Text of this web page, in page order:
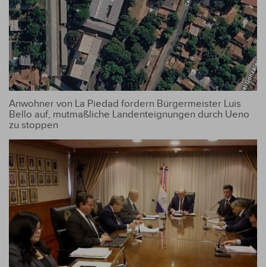
Anwohner von La Piedad fordern Bürgermeister Luis
Bello auf, mutmaßliche Landenteignungen durch Ueno
zu stoppen